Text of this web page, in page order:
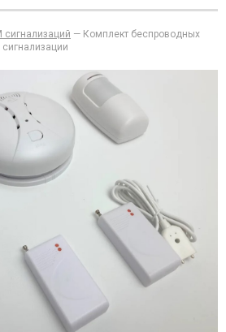
сигнализаций — Комплект беспроводных